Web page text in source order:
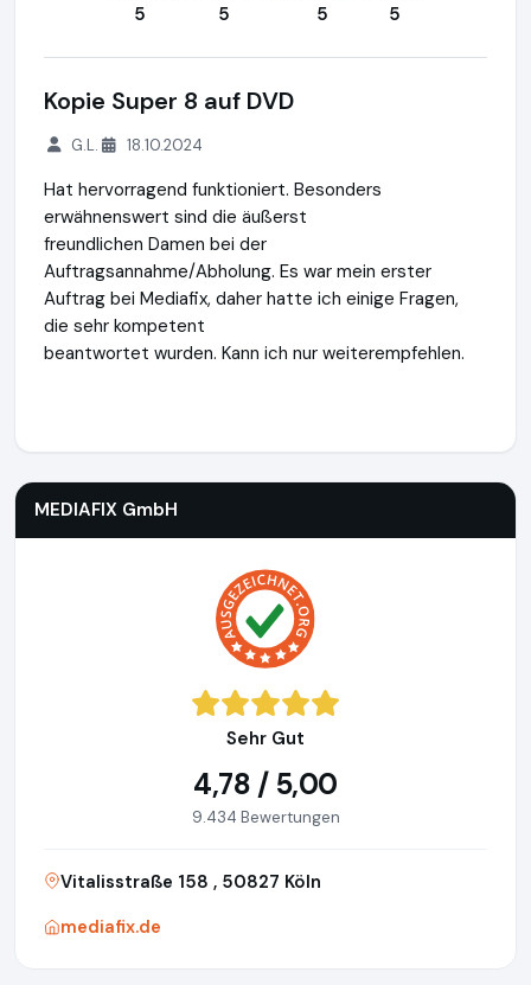
5 5 5 5
Kopie Super 8 auf DVD
G.L. 18.10.2024
Hat hervorragend funktioniert. Besonders
erwähnenswert sind die äußerst
freundlichen Damen bei der
Auftragsannahme/Abholung. Es war mein erster
Auftrag bei Mediafix, daher hatte ich einige Fragen,
die sehr kompetent
beantwortet wurden. Kann ich nur weiterempfehlen.
MEDIAFIX GmbH
Sehr Gut
4,78 / 5,00
9.434 Bewertungen
Vitalisstraße 158 , 50827 Köln
mediafix.de